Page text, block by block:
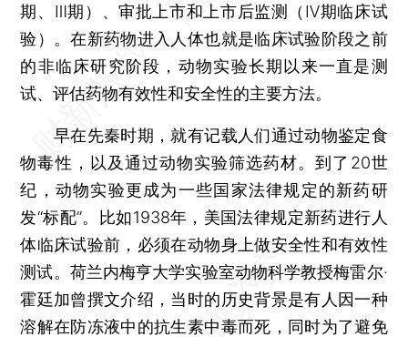
期、Ⅲ期）、审批上市和上市后监测（Ⅳ期临床试
验）。在新药物进入人体也就是临床试验阶段之前
的非临床研究阶段，动物实验长期以来一直是测
试、评估药物有效性和安全性的主要方法。
早在先秦时期，就有记载人们通过动物鉴定食
物毒性，以及通过动物实验筛选药材。到了20世
纪，动物实验更成为一些国家法律规定的新药研
发“标配”。比如1938年，美国法律规定新药进行人
体临床试验前，必须在动物身上做安全性和有效性
测试。荷兰内梅亨大学实验室动物科学教授梅雷尔·
霍廷加曾撰文介绍，当时的历史背景是有人因一种
溶解在防冻液中的抗生素中毒而死，同时为了避免